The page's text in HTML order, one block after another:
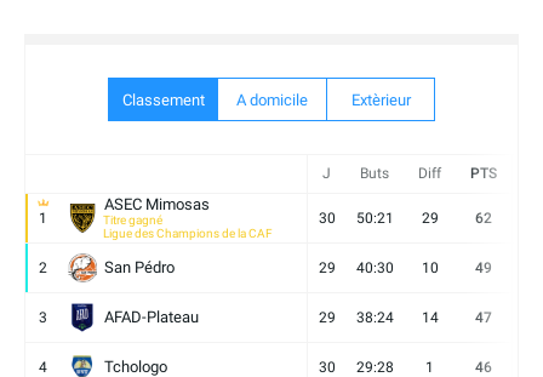
Classement A domicile Extèrieur
J Buts Diff PTS
1
ASEC Mimosas
Titre gagné
Ligue des Champions de la CAF
30 50:21 29 62
2 San Pédro 29 40:30 10 49
3 AFAD-Plateau 29 38:24 14 47
4 Tchologo 30 29:28 1 46